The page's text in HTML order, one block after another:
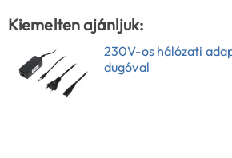
Kiemelten ajánljuk:
230V-os hálózati
dugóval